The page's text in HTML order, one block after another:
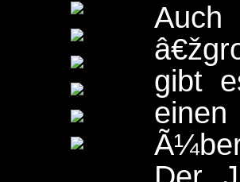
gibt